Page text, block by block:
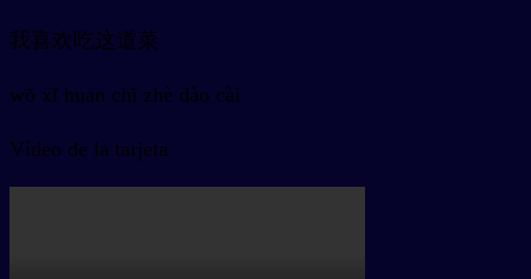
我喜欢吃这道菜
wǒ xǐ huan chī zhè dào cài
Vídeo de la tarjeta